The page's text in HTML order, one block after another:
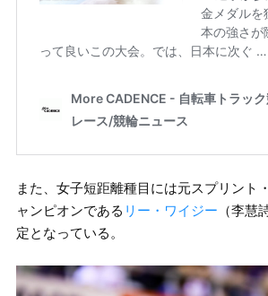
また、女子短距離種目には元スプリント
ャンピオンである リー・ワイジー （李慧
定となっている。